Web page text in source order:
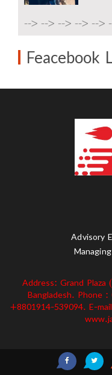
--> --> --> --> -->
Feacebook
Advisory
Address: Grand Plaza
Bangladesh. Phone
+8801914-539094. E-